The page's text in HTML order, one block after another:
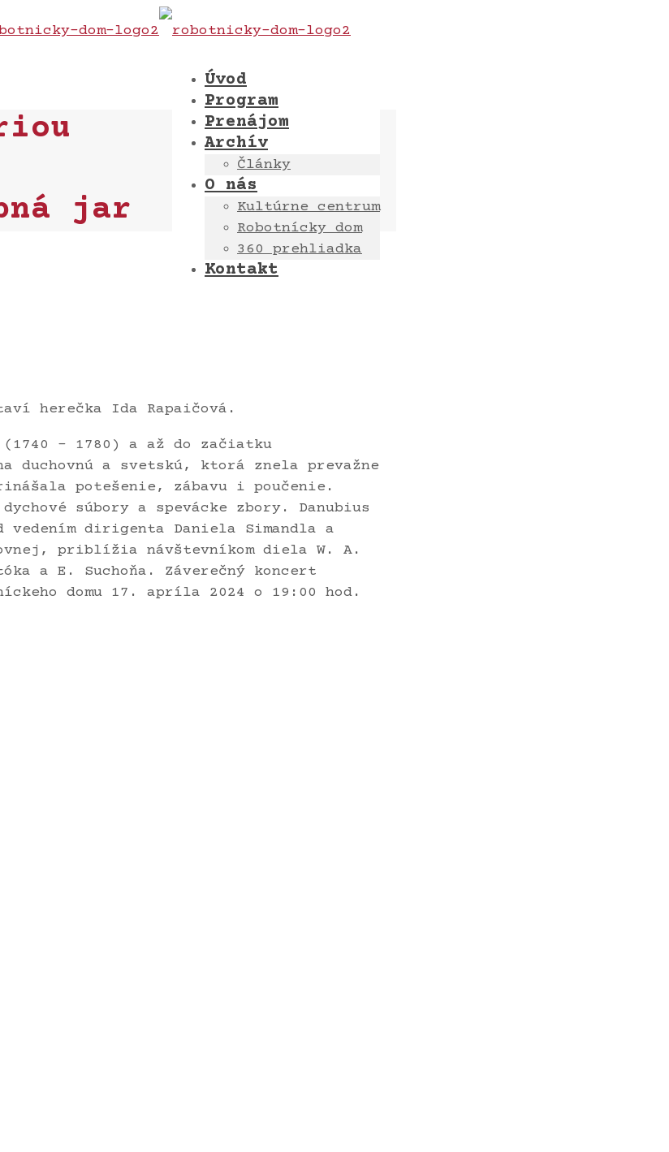
Úvod
Program
Prenájom
Archív
Články
O nás
Kultúrne centrum
Robotnícky dom
360 prehliadka
Kontakt
jar
herečka Ida Rapaičová.
– 1780) a až do začiatku
duchovnú a svetskú, ktorá znela prevažne
potešenie, zábavu i poučenie.
súbory a spevácke zbory. Danubius
vedením dirigenta Daniela Simandla a
priblížia návštevníkom diela W. A.
a E. Suchoňa. Záverečný koncert
domu 17. apríla 2024 o 19:00 hod.